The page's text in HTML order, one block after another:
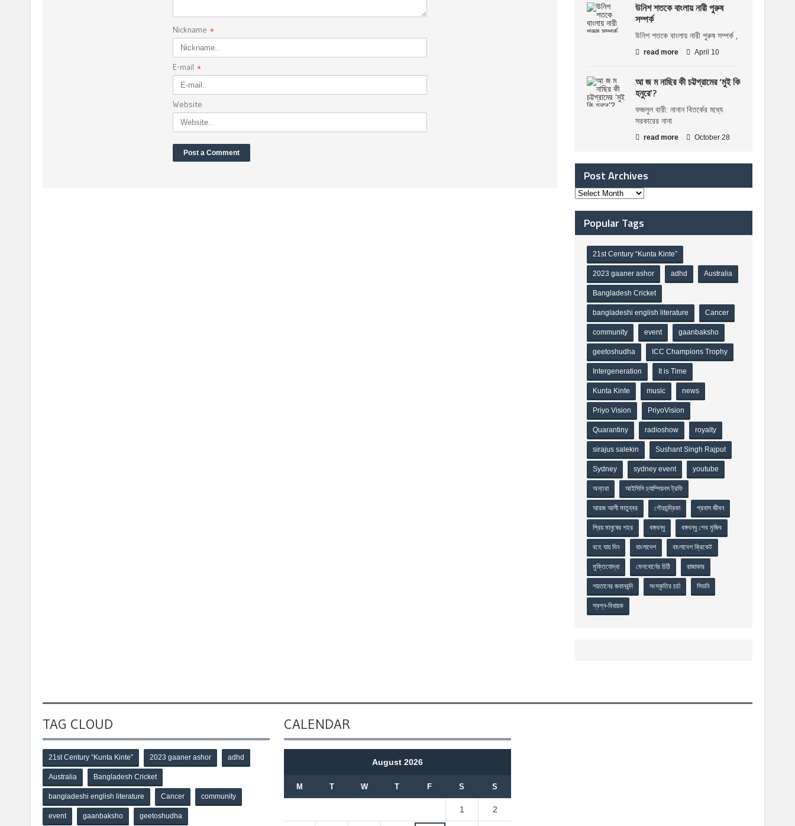
Nickname *
E-mail *
Website
উনিশ শতকে বাংলায় নারী পুরুষ
সম্পর্ক
উনিশ শতকে বাংলায় নারী পুরুষ সম্পর্ক ,
read more April 10
আ জ ম নাছির কী চট্টগ্রামের ‘মুই কি
হনুরে’?
ফজলুল বারী: নানান বিতর্কের মধ্যে
সরকারের নানা
read more October 28
Post Archives
Popular Tags
21st Century “Kunta Kinte”
2023 gaaner ashor adhd Australia
Bangladesh Cricket
bangladeshi english literature Cancer
community event gaanbaksho
geetoshudha ICC Champions Trophy
Intergeneration It is Time
Kunta Kinte music news
Priyo Vision PriyoVision
Quarantiny radioshow royalty
sirajus salekin Sushant Singh Rajput
Sydney sydney event youtube
অন্তরা আইসিসি চ্যাম্পিয়নস ট্রফি
আরজ আলী মাতুব্বর গৌরচন্দ্রিকা প্রবাস জীবন
প্রিয় মানুষের শহর বঙ্গবন্ধু বঙ্গবন্ধু শেখ মুজিব
বহে যায় দিন বাংলাদেশ বাংলাদেশ ক্রিকেট
মুক্তিযোদ্ধা মেলবোর্নের চিঠি রাজাকার
শয়তানের জবানবন্দি সংস্কৃতির চর্চা সিডনি
স্বপ্ন-বিধায়ক
TAG CLOUD
21st Century “Kunta Kinte” 2023 gaaner ashor adhd
Australia Bangladesh Cricket
bangladeshi english literature Cancer community
event gaanbaksho geetoshudha
CALENDAR
August 2026
M T W T F S S
1 2